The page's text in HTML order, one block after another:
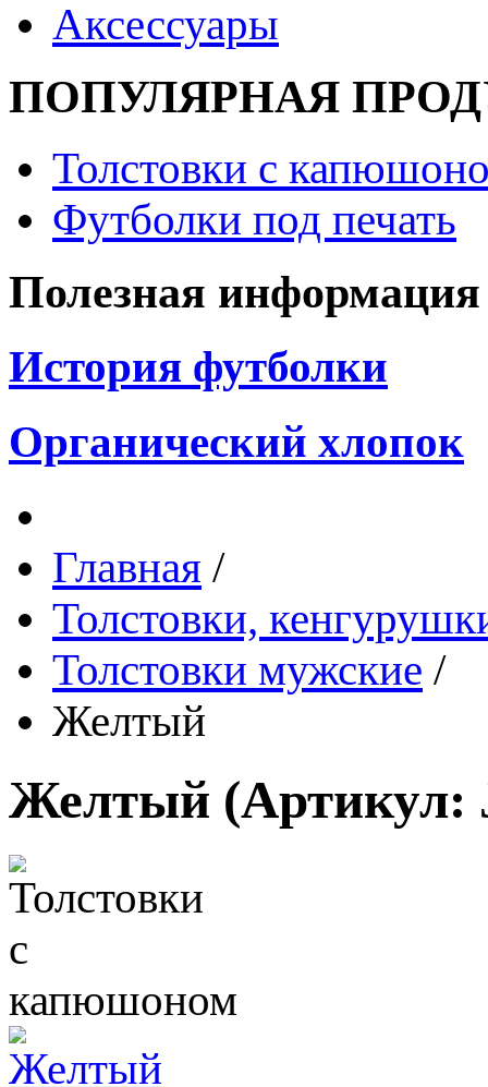
Аксессуары
ПОПУЛЯРНАЯ
Толстовки с
Футболки под печать
Полезная информация
История футболки
Органический хлопок
Главная /
Толстовки,
Толстовки мужские /
Желтый
Желтый (Артикул: